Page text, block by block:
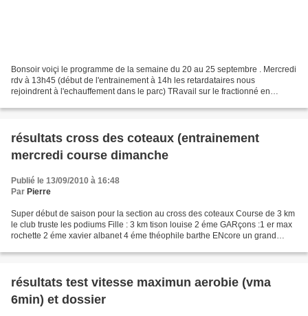
Bonsoir voiçi le programme de la semaine du 20 au 25 septembre . Mercredi
rdv à 13h45 (début de l'entrainement à 14h les retardataires nous
rejoindrent à l'echauffement dans le parc) TRavail sur le fractionné en
résultats cross des coteaux (entrainement
mercredi course dimanche
Publié le 13/09/2010 à 16:48
Par Pierre
Super début de saison pour la section au cross des coteaux Course de 3 km
le club truste les podiums Fille : 3 km tison louise 2 éme GARçons :1 er max
rochette 2 éme xavier albanet 4 éme théophile barthe ENcore un grand
résultats test vitesse maximun aerobie (vma
6min) et dossier